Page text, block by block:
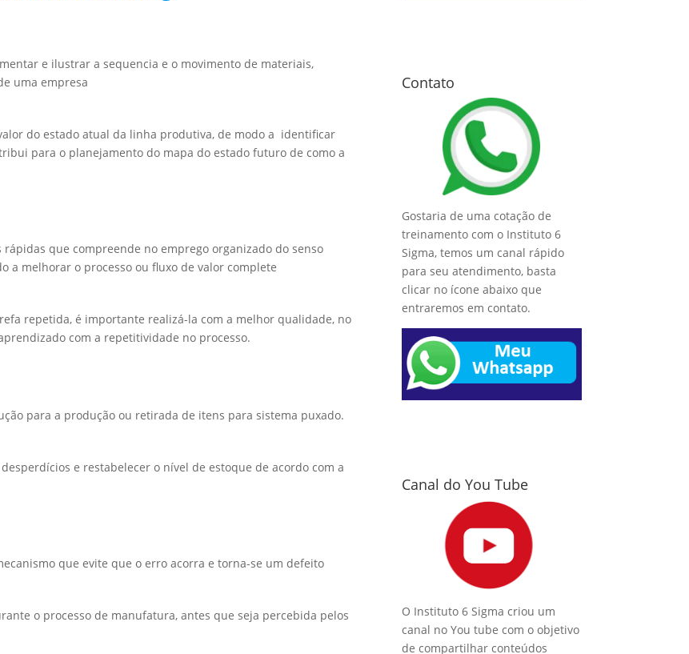
e ilustrar a sequencia e o movimento de materiais,
uma empresa
do estado atual da linha produtiva, de modo a identificar
para o planejamento do mapa do estado futuro de como a
que compreende no emprego organizado do senso
a melhorar o processo ou fluxo de valor complete
repetida, é importante realizá-la com a melhor qualidade, no
com a repetitividade no processo.
para a produção ou retirada de itens para sistema puxado.
e restabelecer o nível de estoque de acordo com a
que evite que o erro acorra e torna-se um defeito
o processo de manufatura, antes que seja percebida pelos
Contato
Gostaria de uma cotação de
treinamento com o Instituto 6
Sigma, temos um canal rápido
para seu atendimento, basta
clicar no ícone abaixo que
entraremos em contato.
Canal do You Tube
O Instituto 6 Sigma criou um
canal no You tube com o objetivo
de compartilhar conteúdos